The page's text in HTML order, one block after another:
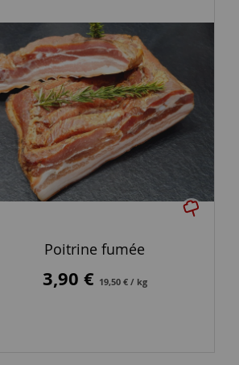
Poitrine fumée
3,90 € 19,50 € / kg